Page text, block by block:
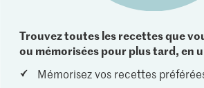
Trouvez toutes les recettes que
ou mémorisées pour plus tard, en
Mémorisez vos recettes